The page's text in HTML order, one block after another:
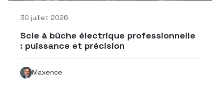
30 juillet 2026
Scie à bûche électrique professionnelle
: puissance et précision
Maxence